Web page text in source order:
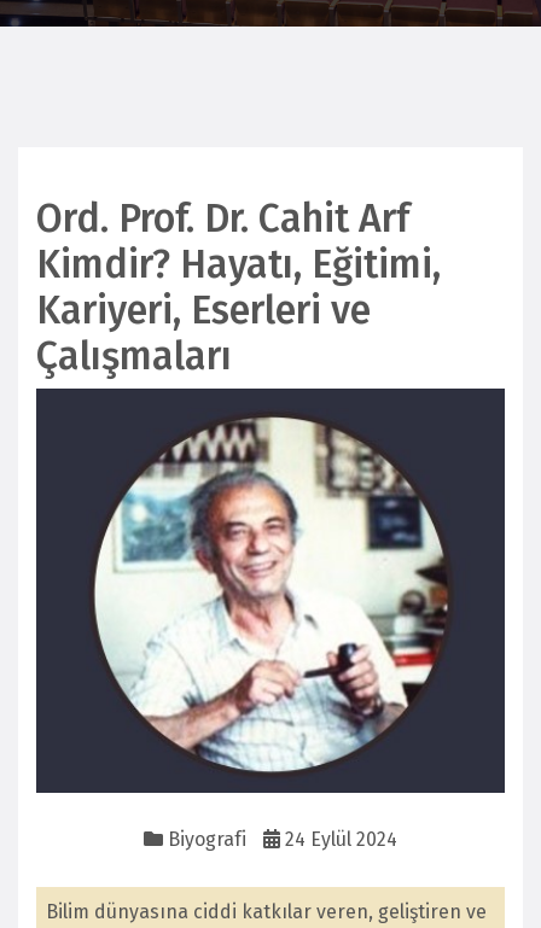
Ord. Prof. Dr. Cahit Arf
Kimdir? Hayatı, Eğitimi,
Kariyeri, Eserleri ve
Çalışmaları
Biyografi 24 Eylül 2024
Bilim dünyasına ciddi katkılar veren, geliştiren ve